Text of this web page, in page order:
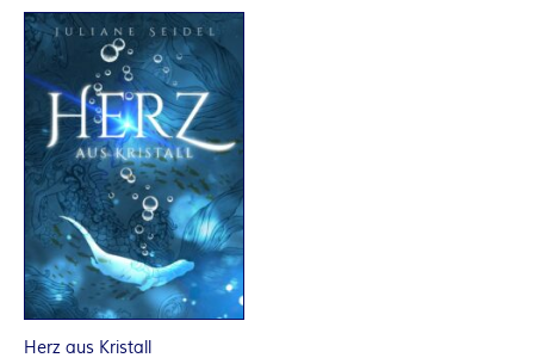
A
S
Y
A
U
T
Herz aus Kristall